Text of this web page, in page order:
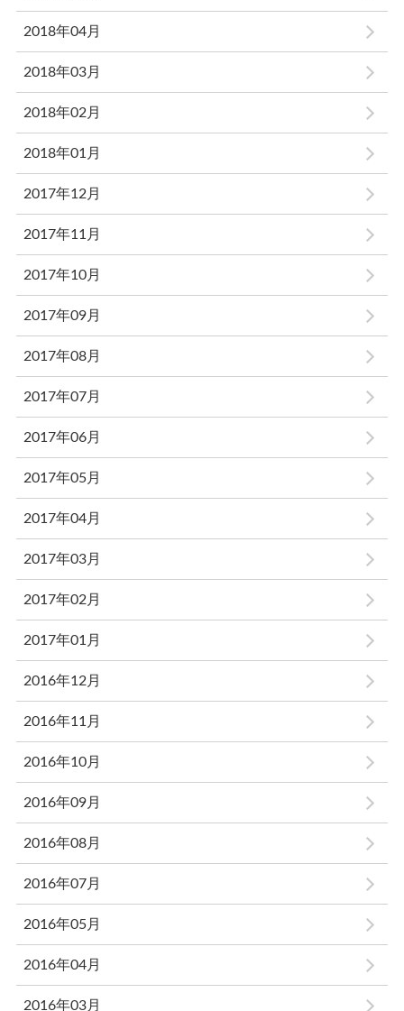
2018年04月
2018年03月
2018年02月
2018年01月
2017年12月
2017年11月
2017年10月
2017年09月
2017年08月
2017年07月
2017年06月
2017年05月
2017年04月
2017年03月
2017年02月
2017年01月
2016年12月
2016年11月
2016年10月
2016年09月
2016年08月
2016年07月
2016年05月
2016年04月
2016年03月